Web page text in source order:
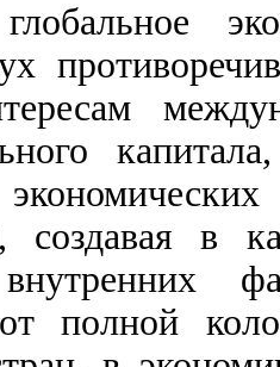
создавая в
полной